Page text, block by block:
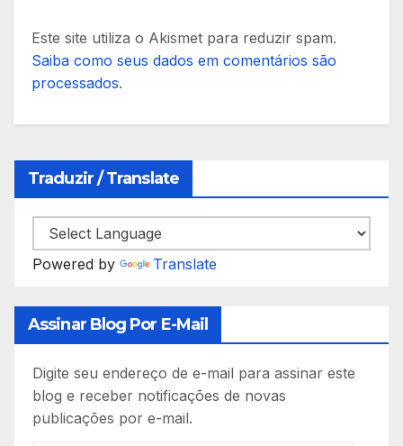
Este site utiliza o Akismet para reduzir spam.
Saiba como seus dados em comentários são
processados.
Traduzir / Translate
Powered by Translate
Assinar Blog Por E-Mail
Digite seu endereço de e-mail para assinar este
blog e receber notificações de novas
publicações por e-mail.